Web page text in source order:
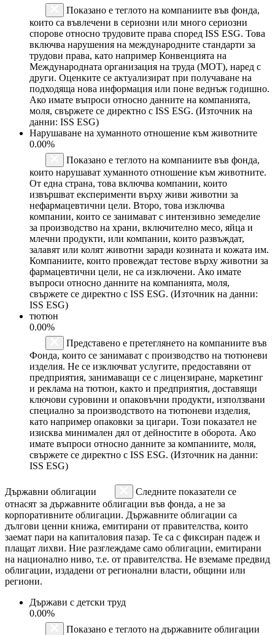
Показано е теглото на компаниите във фонда,
които са въвлечени в сериозни или много сериозни
спорове относно трудовите права според ISS ESG. Това
включва нарушения на международните стандарти за
трудови права, като например Конвенцията на
Международната организация на труда (МОТ), наред с
други. Оценките се актуализират при получаване на
подходяща нова информация или поне веднъж годишно.
Ако имате въпроси относно данните на компанията,
моля, свържете се директно с ISS ESG. (Източник на
данни: ISS ESG)
Нарушаване на хуманното отношение към животните
0.00%
Показано е теглото на компаниите във фонда,
които нарушават хуманното отношение към животните.
От една страна, това включва компании, които
извършват експерименти върху живи животни за
нефармацевтични цели. Второ, това изключва
компании, които се занимават с интензивно земеделие
за производство на храни, включително месо, яйца и
млечни продукти, или компании, които развъждат,
залавят или колят животни заради козината и кожата им.
Компаниите, които провеждат тестове върху животни за
фармацевтични цели, не са изключени. Ако имате
въпроси относно данните на компанията, моля,
свържете се директно с ISS ESG. (Източник на данни:
ISS ESG)
тютюн
0.00%
Представено е претеглянето на компаниите във
Фонда, които се занимават с производство на тютюневи
изделия. Не се изключват услугите, предоставяни от
предприятия, занимаващи се с лицензиране, маркетинг
и реклама на тютюн, както и предприятия, доставящи
ключови суровини и опаковъчни продукти, използвани
специално за производството на тютюневи изделия,
като например опаковки за цигари. Този показател не
изисква минимален дял от дейностите в оборота. Ако
имате въпроси относно данните за компаниите, моля,
свържете се директно с ISS ESG. (Източник на данни:
ISS ESG)
Държавни облигации
Следните показатели се
отнасят за държавните облигации във фонда, а не за
корпоративните облигации. Държавните облигации са
дългови ценни книжа, емитирани от правителства, които
заемат пари на капиталовия пазар. Те са с фиксиран падеж и
плащат лихви. Ние разглеждаме само облигации, емитирани
на национално ниво, т.е. от правителства. Не вземаме предвид
облигации, издадени от регионални власти, общини или
региони.
Държави с детски труд
0.00%
Показано е теглото на държавните облигации